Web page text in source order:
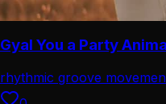
Gyal You a Party
rhythmic groove
performance